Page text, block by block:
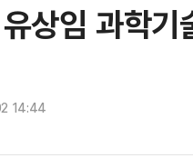
상임 과학
14:44